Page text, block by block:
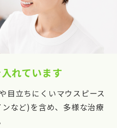
れています
目立ちにくいマウスピース
など)を含め、多様な治療